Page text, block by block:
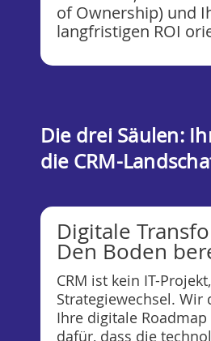
of Ownership) und
langfristigen ROI
Die drei Säulen:
die CRM-
Digitale
Den Boden
CRM ist kein IT-
Strategiewechsel. Wir
Ihre digitale
dafür, dass die